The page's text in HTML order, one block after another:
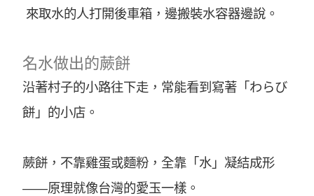
來取水的人打開後車箱，邊搬裝水容器邊說。
名水做出的蕨餅
沿著村子的小路往下走，常能看到寫著「わらび
餅」的小店。
蕨餅，不靠雞蛋或麵粉，全靠「水」凝結成形
——原理就像台灣的愛玉一樣。